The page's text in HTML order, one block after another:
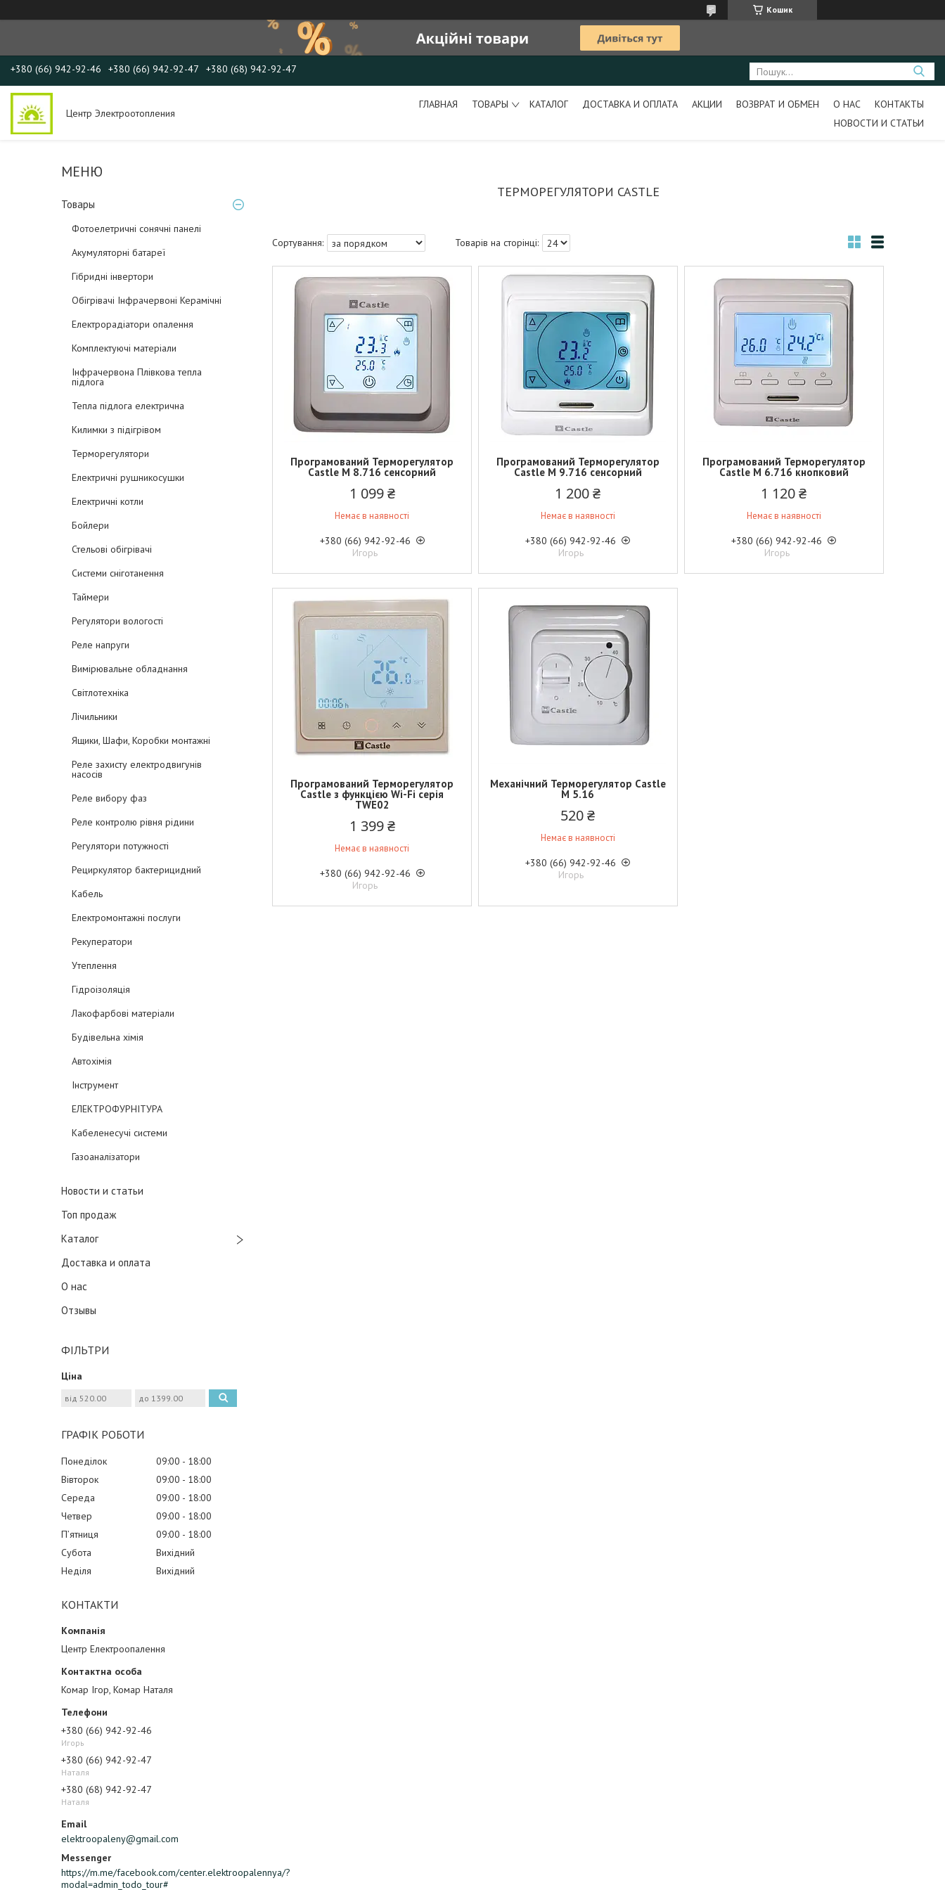
Кошик
+380 (66) 942-92-46 +380 (66) 942-92-47 +380 (68) 942-92-47
Центр Электроотопления
ГЛАВНАЯ ТОВАРЫ КАТАЛОГ ДОСТАВКА И ОПЛАТА АКЦИИ ВОЗВРАТ И ОБМЕН О НАС
КОНТАКТЫ
НОВОСТИ И СТАТЬИ
Товары
Фотоелетричні cонячні панелі
Акумуляторні батареї
Гібридні інвертори
Обігрівачі Інфрачервоні Керамічні
Електрорадіатори опалення
Комплектуючі матеріали
Інфрачервона Плівкова тепла
підлога
Тепла підлога електрична
Килимки з підігрівом
Терморегулятори
Електричні рушникосушки
Електричні котли
Бойлери
Стельові обігрівачі
Системи сніготанення
Таймери
Регулятори вологості
Реле напруги
Вимірювальне обладнання
Світлотехніка
Лічильники
Ящики, Шафи, Коробки монтажні
Реле захисту електродвигунів
насосів
Реле вибору фаз
Реле контролю рівня рідини
Регулятори потужності
Рециркулятор бактерицидний
Кабель
Електромонтажні послуги
Рекуператори
Утеплення
Гідроізоляція
Лакофарбові матеріали
Будівельна хімія
Автохімія
Інструмент
ЕЛЕКТРОФУРНІТУРА
Кабеленесучі системи
Газоаналізатори
Новости и статьи
Топ продаж
Каталог
Доставка и оплата
О нас
Отзывы
ФІЛЬТРИ
Ціна
ГРАФІК РОБОТИ
Понеділок 09:00
18:00
Вівторок
09:00
18:00
Середа
09:00
18:00
Четвер
09:00
18:00
Пʼятниця
09:00
18:00
Субота
Вихідний
Неділя
Вихідний
КОНТАКТИ
Центр Електроопалення
Комар Ігор, Комар Наталя
+380 (66) 942-92-46
Игорь
+380 (66) 942-92-47
Наталя
+380 (68) 942-92-47
Наталя
elektroopaleny@gmail.com
https://m.me/facebook.com/center.elektroopalennya/?
modal=admin_todo_tour#
ТЕРМОРЕГУЛЯТОРИ CASTLE
Програмований Терморегулятор
Castle M 8.716 сенсорний
1 099 ₴
Немає в наявності
+380 (66) 942-92-46
Игорь
Програмований Терморегулятор
Castle M 9.716 сенсорний
1 200 ₴
Немає в наявності
+380 (66) 942-92-46
Игорь
Програмований Терморегулятор
Castle M 6.716 кнопковий
1 120 ₴
Немає в наявності
+380 (66) 942-92-46
Игорь
Програмований Терморегулятор
Castle з функцією Wi-Fi серія
TWE02
1 399 ₴
Немає в наявності
+380 (66) 942-92-46
Игорь
Механічний Терморегулятор Castle
M 5.16
520 ₴
Немає в наявності
+380 (66) 942-92-46
Игорь